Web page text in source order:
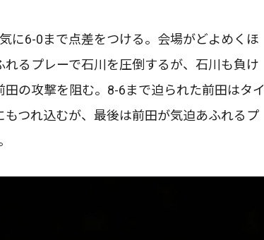
に6-0まで点差をつける。会場がどよめくほ
るプレーで石川を圧倒するが、石川も負け
の攻撃を阻む。8-6まで迫られた前田はタイ
つれ込むが、最後は前田が気迫あふれるプ